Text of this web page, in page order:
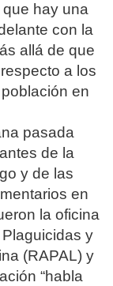
hay una
con la
allá de que
a los
en
pasada
de la
y de las
en
la oficina
y
(RAPAL) y
“habla